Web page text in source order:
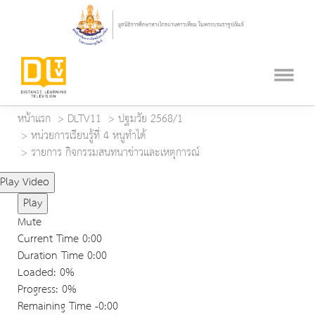
หน้าแรก DLTV11
ปฐมวัย 2568/1
หน่วยการเรียนรู้ที่ 4 หนูทำได้
รายการ กิจกรรมสนทนาข่าวและเหตุการณ์
Play Video
Play
Mute
Current Time0:00
Duration Time0:00
Loaded: 0%
Progress: 0%
Remaining Time-0:00